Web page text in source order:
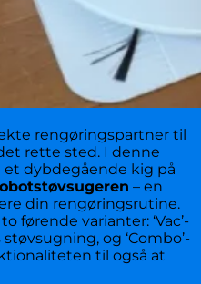
rengøringspartner til
rette sted. I denne
dybdegående kig på
– en
din rengøringsrutine.
førende varianter: ‘Vac’-
og ‘Combo’-
til også at